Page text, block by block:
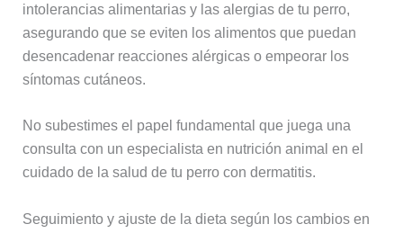
intolerancias alimentarias y las alergias de tu perro,
asegurando que se eviten los alimentos que puedan
desencadenar reacciones alérgicas o empeorar los
síntomas cutáneos.
No subestimes el papel fundamental que juega una
consulta con un especialista en nutrición animal en el
cuidado de la salud de tu perro con dermatitis.
Seguimiento y ajuste de la dieta según los cambios en